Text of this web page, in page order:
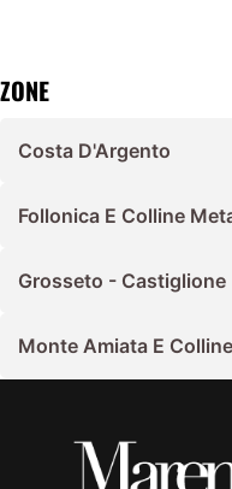
ZONE
Costa D'Argento
Follonica E Colline
Grosseto - Castiglione
Monte Amiata E Colline